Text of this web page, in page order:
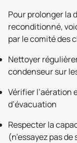
Pour prolonger la
reconditionné,
par le comité des
Nettoyer
condenseur sur
Vérifier l’aération
d’évacuation
Respecter la
(n’essayez pas